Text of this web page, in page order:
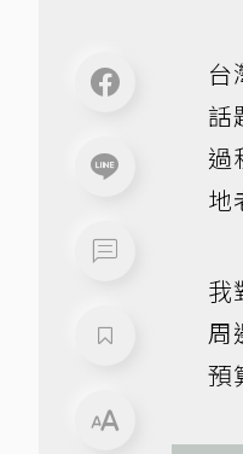
台
話
過
地
我
周
預